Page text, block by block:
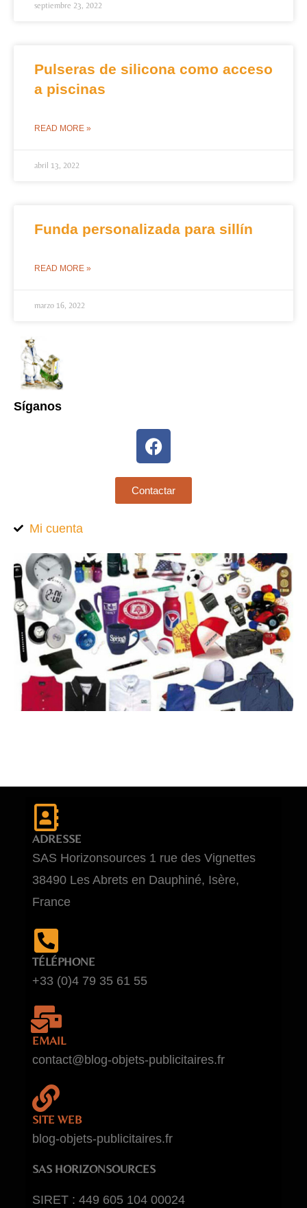
septiembre 23, 2022
Pulseras de silicona como acceso
a piscinas
READ MORE »
abril 13, 2022
Funda personalizada para sillín
READ MORE »
marzo 16, 2022
Síganos
Contactar
Mi cuenta
ADRESSE
SAS Horizonsources 1 rue des Vignettes
38490 Les Abrets en Dauphiné, Isère,
France
TÉLÉPHONE
+33 (0)4 79 35 61 55
EMAIL
contact@blog-objets-publicitaires.fr
SITE WEB
blog-objets-publicitaires.fr
SAS HORIZONSOURCES
SIRET : 449 605 104 00024